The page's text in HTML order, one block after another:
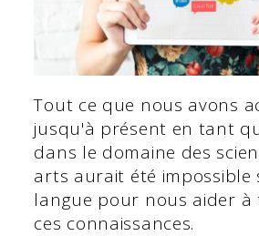
Tout ce que nous avons
jusqu'à présent en tant
dans le domaine des
arts aurait été impossible
langue pour nous aider
ces connaissances.